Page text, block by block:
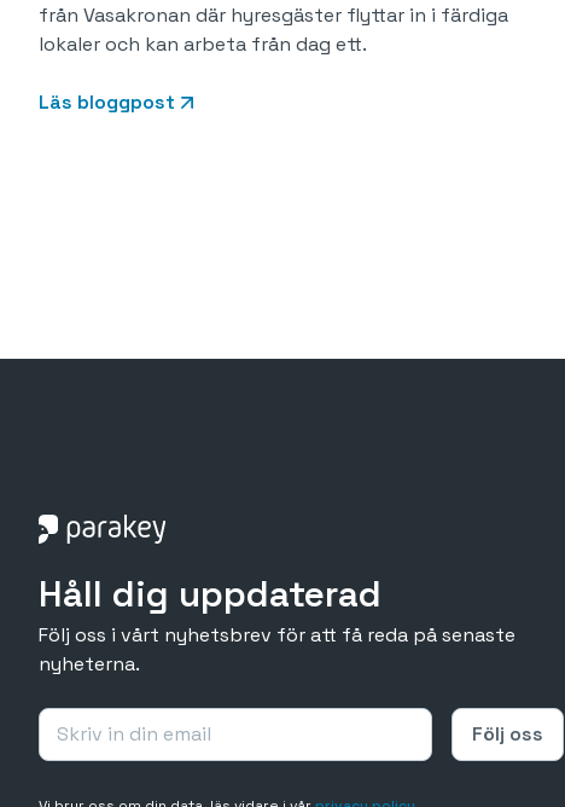
från Vasakronan där hyresgäster flyttar in i färdiga
lokaler och kan arbeta från dag ett.
Läs bloggpost
Håll dig uppdaterad
Följ oss i vårt nyhetsbrev för att få reda på senaste
nyheterna.